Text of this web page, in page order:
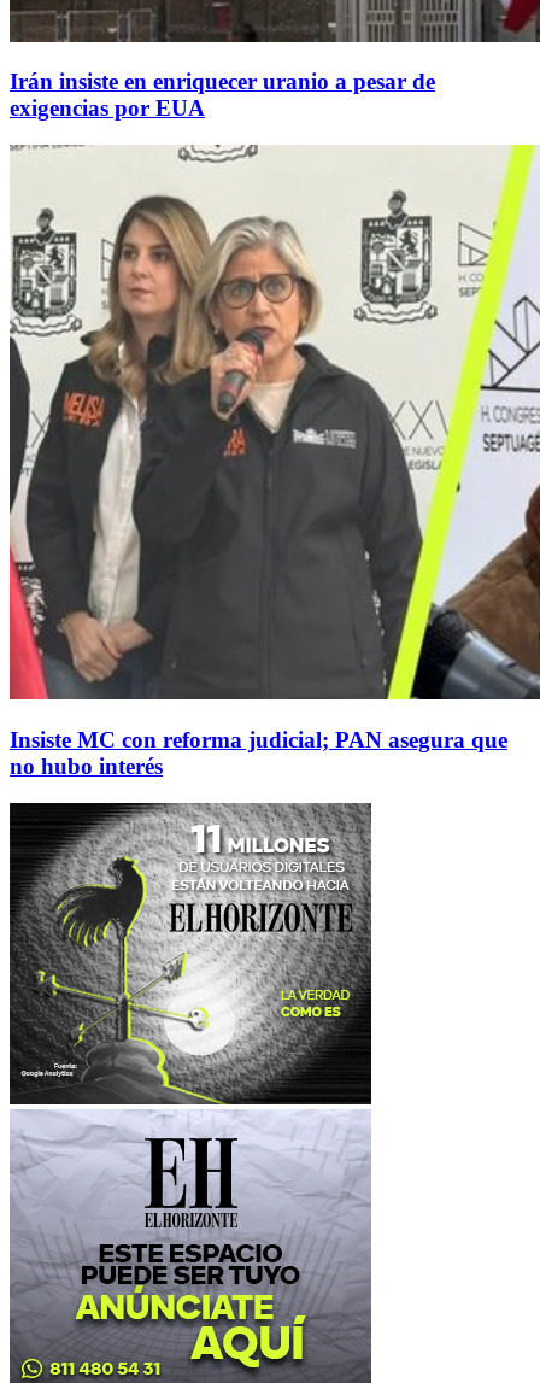
Irán insiste en enriquecer uranio a pesar de
exigencias por EUA
Insiste MC con reforma judicial; PAN asegura que
no hubo interés